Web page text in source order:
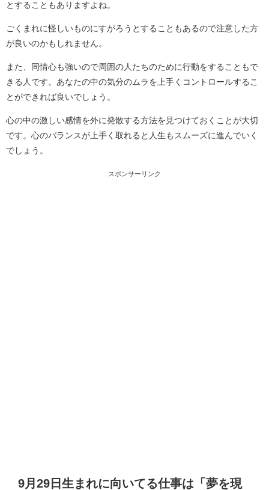
とすることもありますよね。
ごくまれに怪しいものにすがろうとすることもあるので注意した方
が良いのかもしれません。
また、同情心も強いので周囲の人たちのために行動をすることもで
きる人です。あなたの中の気分のムラを上手くコントロールするこ
とができれば良いでしょう。
心の中の激しい感情を外に発散する方法を見つけておくことが大切
です。心のバランスが上手く取れると人生もスムーズに進んでいく
でしょう。
スポンサーリンク
9月29日生まれに向いてる仕事は「夢を現